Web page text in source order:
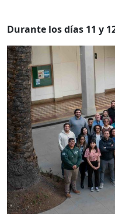
Durante los días 11 y